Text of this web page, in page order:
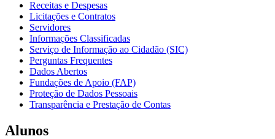
Receitas e Despesas
Licitações e Contratos
Servidores
Informações Classificadas
Serviço de Informação ao Cidadão (SIC)
Perguntas Frequentes
Dados Abertos
Fundações de Apoio (FAP)
Proteção de Dados Pessoais
Transparência e Prestação de Contas
Alunos